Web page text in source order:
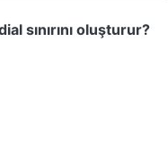
sınırını oluşturur?